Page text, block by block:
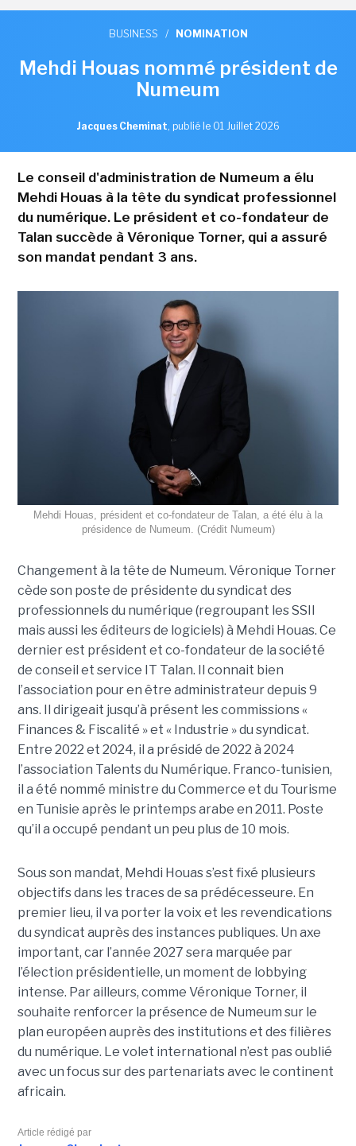
BUSINESS / NOMINATION
Mehdi Houas nommé président de
Numeum
Jacques Cheminat, publié le 01 Juillet 2026
Le conseil d'administration de Numeum a élu
Mehdi Houas à la tête du syndicat professionnel
du numérique. Le président et co-fondateur de
Talan succède à Véronique Torner, qui a assuré
son mandat pendant 3 ans.
Mehdi Houas, président et co-fondateur de Talan, a été élu à la
présidence de Numeum. (Crédit Numeum)
Changement à la tête de Numeum. Véronique Torner
cède son poste de présidente du syndicat des
professionnels du numérique (regroupant les SSII
mais aussi les éditeurs de logiciels) à Mehdi Houas. Ce
dernier est président et co-fondateur de la société
de conseil et service IT Talan. Il connait bien
l’association pour en être administrateur depuis 9
ans. Il dirigeait jusqu’à présent les commissions «
Finances & Fiscalité » et « Industrie » du syndicat.
Entre 2022 et 2024, il a présidé de 2022 à 2024
l’association Talents du Numérique. Franco-tunisien,
il a été nommé ministre du Commerce et du Tourisme
en Tunisie après le printemps arabe en 2011. Poste
qu’il a occupé pendant un peu plus de 10 mois.
Sous son mandat, Mehdi Houas s’est fixé plusieurs
objectifs dans les traces de sa prédécesseure. En
premier lieu, il va porter la voix et les revendications
du syndicat auprès des instances publiques. Un axe
important, car l’année 2027 sera marquée par
l’élection présidentielle, un moment de lobbying
intense. Par ailleurs, comme Véronique Torner, il
souhaite renforcer la présence de Numeum sur le
plan européen auprès des institutions et des filières
du numérique. Le volet international n’est pas oublié
avec un focus sur des partenariats avec le continent
africain.
Article rédigé par